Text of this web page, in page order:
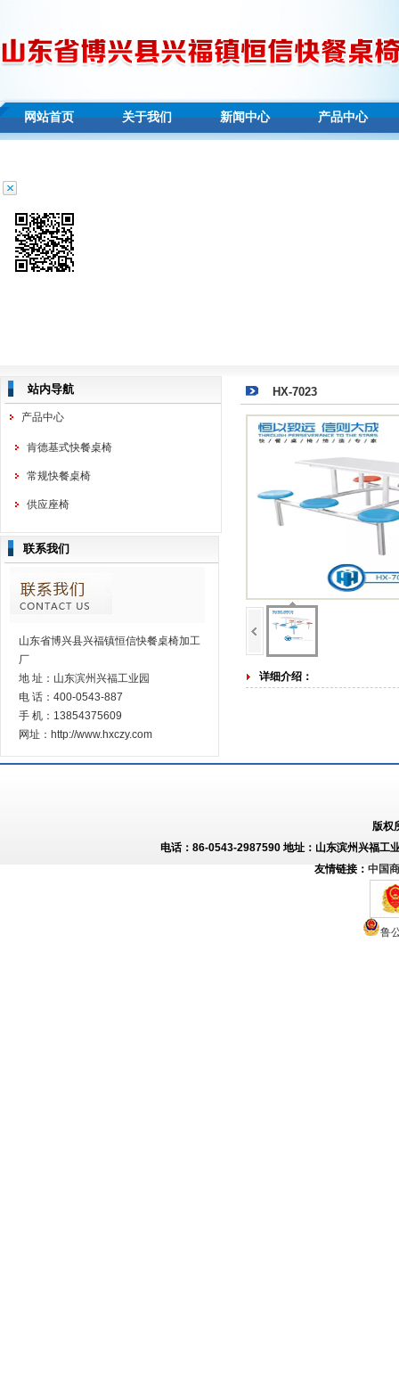
网站首页 关于我们 新闻中心 产品中心
站内导航
产品中心
肯德基式快餐桌椅
常规快餐桌椅
供应座椅
联系我们
山东省博兴县兴福镇恒信快餐桌椅加工
厂
地 址：山东滨州兴福工业园
电 话：400-0543-887
手 机：13854375609
网址：http://www.hxczy.com
HX-7023
详细介绍：
版权
电话：86-0543-2987590 地址：山东滨州兴福工
友情链接： 中国
鲁